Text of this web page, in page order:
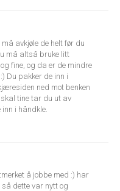
avkjøle de helt før du
må altså bruke litt
fine, og da er de mindre
Du pakker de inn i
ned mot benken
tine tar du ut av
i håndkle.
å jobbe med :) har
dette var nytt og